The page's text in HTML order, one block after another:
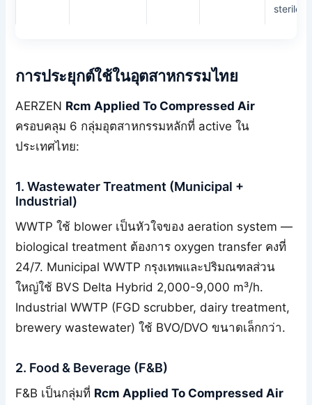
sterile
การประยุกต์ใช้ในอุตสาหกรรมไทย
AERZEN Rcm Applied To Compressed Air
ครอบคลุม 6 กลุ่มอุตสาหกรรมหลักที่ active ใน
ประเทศไทย:
1. Wastewater Treatment (Municipal +
Industrial)
WWTP ใช้ blower เป็นหัวใจของ aeration system —
biological treatment ต้องการ oxygen transfer คงที่
24/7. Municipal WWTP กรุงเทพและปริมณฑลส่วน
ใหญ่ใช้ BVS Delta Hybrid 2,000-9,000 m³/h.
Industrial WWTP (FGD scrubber, dairy treatment,
brewery wastewater) ใช้ BVO/DVO ขนาดเล็กกว่า.
2. Food & Beverage (F&B)
F&B เป็นกลุ่มที่ Rcm Applied To Compressed Air